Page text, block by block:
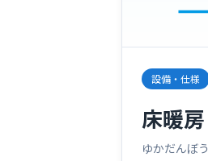
設備・仕様
床暖房
ゆかだんぼう